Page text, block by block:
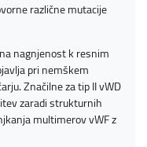
različne mutacije
nagnjenost k resnim
pri nemškem
Značilne za tip II vWD
zaradi strukturnih
multimerov vWF z